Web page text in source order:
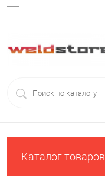
Каталог товаров